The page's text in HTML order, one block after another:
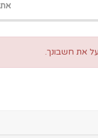
את חשבונך.